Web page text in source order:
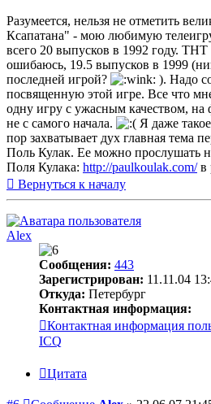
Разумеется, нельзя не отметить
Ксапатана" - мою любимую
всего 20 выпусков в 1992 году. ТНТ
ошибаюсь, 19.5 выпусков в 1999
последней игрой?
). Надо
посвященную этой игре. Все что
одну игру с ужасным качеством, на
не с самого начала.
Я даже
пор захватывает дух главная тема
Поль Кулак. Ее можно прослушать
Поля Кулака: http://paulkoulak.com/в
Вернуться к началу
Alex
Сообщения: 443
Зарегистрирован: 11.11.04
Откуда: Петербург
Контактная информация:
Контактная информация
ICQ
Цитата